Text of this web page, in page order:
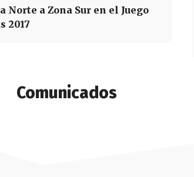
Norte a Zona Sur en el Juego
2017
Comunicados